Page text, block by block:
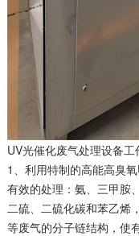
UV光催化废气处理设备工
1、利用特制的高能高臭
有效的处理：氨、三甲胺
二硫、二硫化碳和苯乙烯
等废气的分子链结构，使